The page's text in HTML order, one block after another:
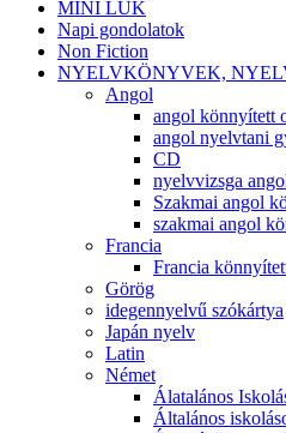
MINI LÜK
Napi gondolatok
Non Fiction
NYELVKÖNYVEK,
Angol
angol könnyített
angol nyelvtani
CD
nyelvvizsga
Szakmai angol
szakmai angol
Francia
Francia
Görög
idegennyelvű szókártya
Japán nyelv
Latin
Német
Álatalános
Általános